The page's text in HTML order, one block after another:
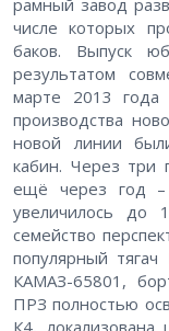
рамный завод
числе которых
баков. Выпуск
результатом
марте 2013 года
производства
новой линии
кабин. Через три
ещё через год –
увеличилось до
семейство
популярный
КАМАЗ-65801,
ПРЗ полностью
К4,